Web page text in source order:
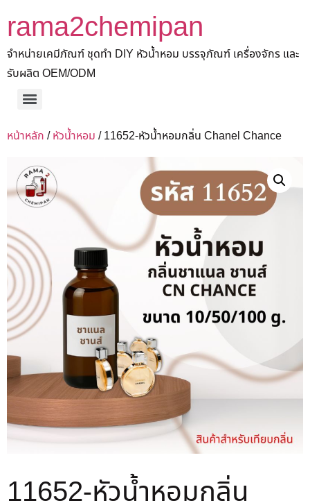
rama2chemipan
จำหน่ายเคมีภัณฑ์ ชุดทำ DIY หัวน้ำหอม บรรจุภัณฑ์ เครื่องจักร และ
รับผลิต OEM/ODM
หน้าหลัก /หัวน้ำหอม / 11652-หัวน้ำหอมกลิ่น Chanel Chance
11652-หัวน้ำหอมกลิ่น